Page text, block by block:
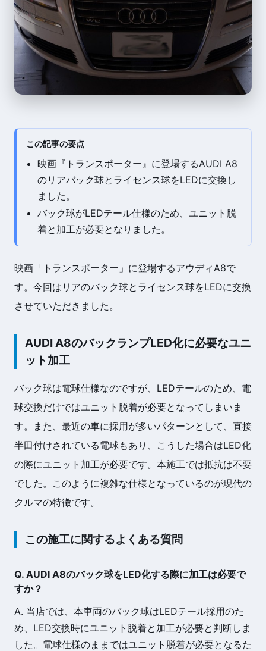
この記事の要点
映画『トランスポーター』に登場するAUDI A8
のリアバック球とライセンス球をLEDに交換し
ました。
バック球がLEDテール仕様のため、ユニット脱
着と加工が必要となりました。
映画「トランスポーター」に登場するアウディA8で
す。今回はリアのバック球とライセンス球をLEDに交換
させていただきました。
AUDI A8のバックランプLED化に必要なユニ
ット加工
バック球は電球仕様なのですが、LEDテールのため、電
球交換だけではユニット脱着が必要となってしまいま
す。また、最近の車に採用が多いパターンとして、直接
半田付けされている電球もあり、こうした場合はLED化
の際にユニット加工が必要です。本施工では抵抗は不要
でした。このように複雑な仕様となっているのが現代の
クルマの特徴です。
この施工に関するよくある質問
Q. AUDI A8のバック球をLED化する際に加工は必要で
すか？
A. 当店では、本車両のバック球はLEDテール採用のた
め、LED交換時にユニット脱着と加工が必要と判断しま
した。電球仕様のままではユニット脱着が必要となるた